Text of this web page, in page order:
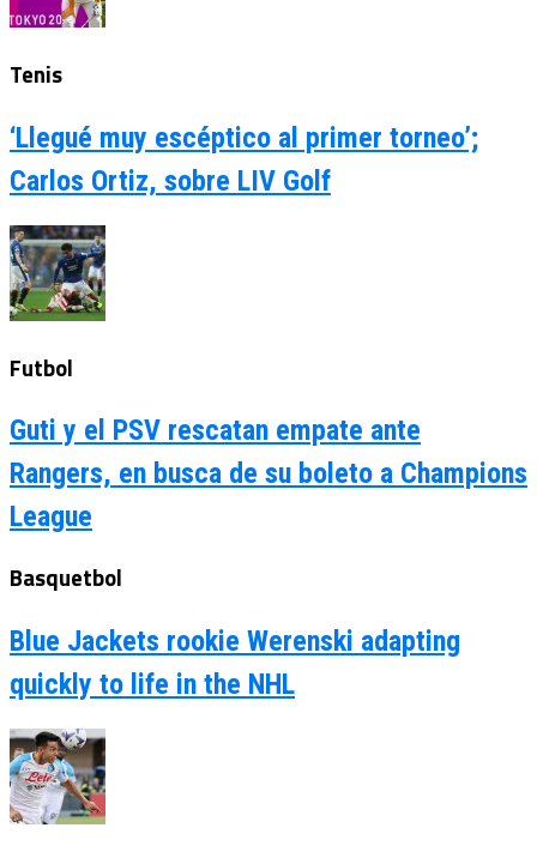
Tenis
‘Llegué muy escéptico al primer torneo’;
Carlos Ortiz, sobre LIV Golf
Futbol
Guti y el PSV rescatan empate ante
Rangers, en busca de su boleto a Champions
League
Basquetbol
Blue Jackets rookie Werenski adapting
quickly to life in the NHL